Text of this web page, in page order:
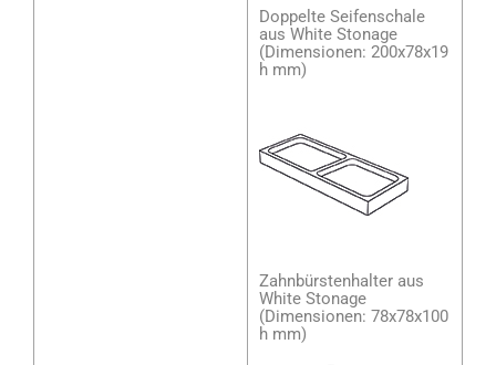
Doppelte Seifenschale
aus White Stonage
(Dimensionen: 200x78x19
h mm)
Zahnbürstenhalter aus
White Stonage
(Dimensionen: 78x78x100
h mm)